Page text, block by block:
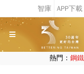
熱門： 鋼